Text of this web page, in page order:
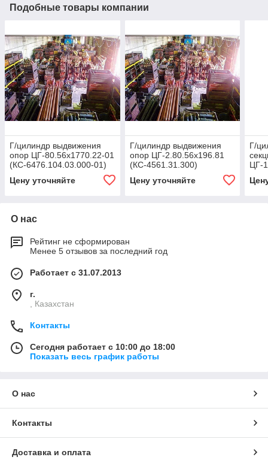
Подобные товары компании
Г/цилиндр выдвижения
опор ЦГ-80.56х1770.22-01
(КС-6476.104.03.000-01)
Цену уточняйте
Г/цилиндр выдвижения
опор ЦГ-2.80.56х196.81
(КС-4561.31.300)
Цену уточняйте
Г/
ЦГ-
О нас
Рейтинг не сформирован
Менее 5 отзывов за последний год
Работает с 31.07.2013
г.
, Казахстан
Контакты
Сегодня работает с 10:00 до 18:00
Показать весь график работы
О нас
Контакты
Доставка и оплата